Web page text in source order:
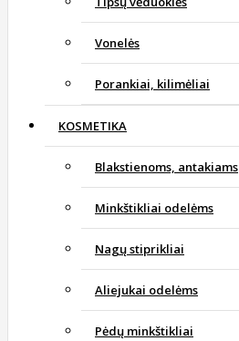
Vonelės
Porankiai, kilimėliai
KOSMETIKA
Blakstienoms, antakiams
Minkštikliai odelėms
Nagų stiprikliai
Aliejukai odelėms
Pėdų minkštikliai